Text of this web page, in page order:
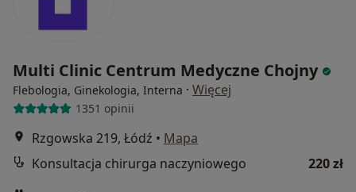
Multi Clinic Centrum Medyczne Chojny
Flebologia, Ginekologia, Interna · Więcej
1351 opinii
Rzgowska 219, Łódź • Mapa
Konsultacja chirurga naczyniowego
220 zł